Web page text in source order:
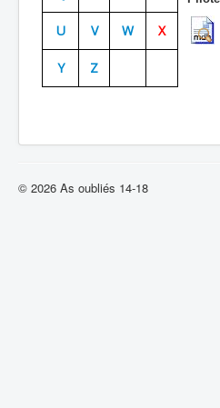
Batailles
Les As
Cahiers des As
U V W X
Y Z
© 2026 As oubliés 14-18